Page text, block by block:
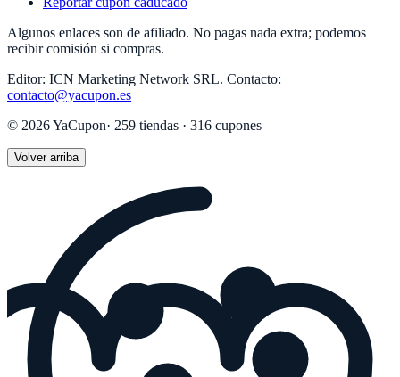
Algunos enlaces son de afiliado. No pagas nada extra; podemos
recibir comisión si compras.
Editor: ICN Marketing Network SRL. Contacto:
contacto@yacupon.es
© 2026YaCupon· 259 tiendas · 316 cupones
Volver arriba